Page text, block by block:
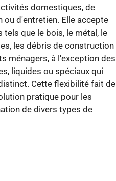
domestiques, de
d'entretien. Elle accepte
que le bois, le métal, le
les débris de construction
ménagers, à l'exception des
liquides ou spéciaux qui
Cette flexibilité fait de
pratique pour les
de divers types de